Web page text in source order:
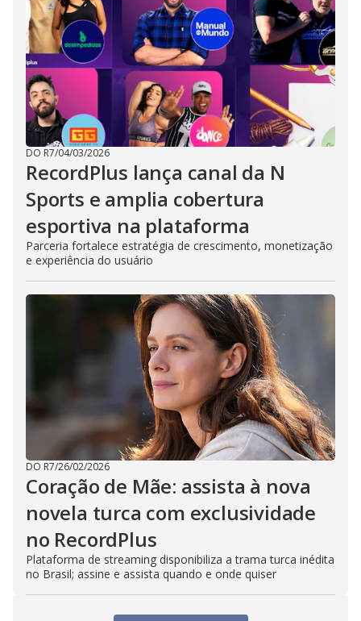
DO R7/04/03/2026
RecordPlus lança canal da N
Sports e amplia cobertura
esportiva na plataforma
Parceria fortalece estratégia de crescimento, monetização
e experiência do usuário
DO R7/26/02/2026
Coração de Mãe: assista à nova
novela turca com exclusividade
no RecordPlus
Plataforma de streaming disponibiliza a trama turca inédita
no Brasil; assine e assista quando e onde quiser